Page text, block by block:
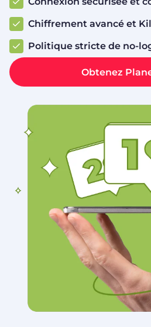
Chiffrement avancé et
Politique stricte de no-
Obtenez